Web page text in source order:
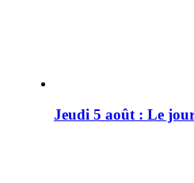
Jeudi 5 août : Le